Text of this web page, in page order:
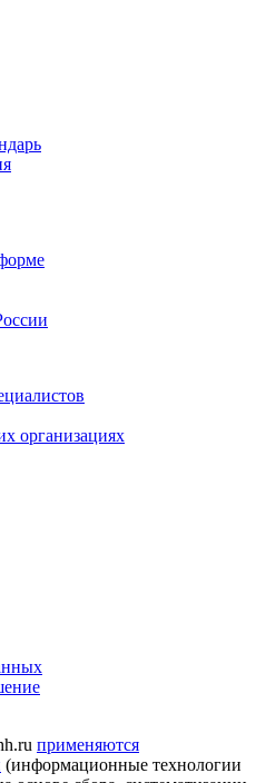
организациях
применяются
(информационные технологии